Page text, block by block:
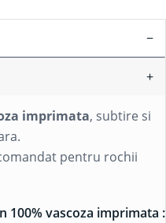
imprimata, subtire si
pentru rochii
100% vascoza imprimata :